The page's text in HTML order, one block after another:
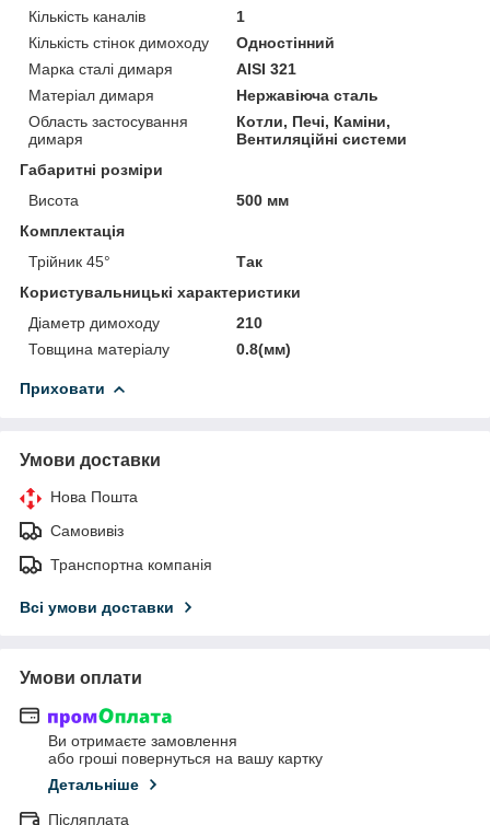
Кількість каналів
1
Кількість стінок димоходу
Одностінний
Марка сталі димаря
AISI 321
Матеріал димаря
Нержавіюча сталь
Область застосування
димаря
Котли, Печі, Каміни,
Вентиляційні системи
Габаритні розміри
Висота
500 мм
Комплектація
Трійник 45°
Так
Користувальницькі характеристики
Діаметр димоходу
210
Товщина матеріалу
0.8(мм)
Приховати
Умови доставки
Нова Пошта
Самовивіз
Транспортна компанія
Всі умови доставки
Умови оплати
Ви отримаєте замовлення
або гроші повернуться на вашу картку
Детальніше
Післяплата